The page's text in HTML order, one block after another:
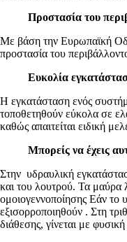
Προστασία του
Με βάση την Ευρωπαϊκή
προστασία του
Ευκολία
Η εγκατάσταση ενός
τοποθετηθούν εύκολα σε
καθώς απαιτείται ειδική
Μπορείς να έχεις
Στην υδραυλική
και του λουτρού. Τα μαύρα
ομοιογεννοποίησης Εάν το
εξισορροποιηθούν . Στη
διάθεσης, γίνεται με